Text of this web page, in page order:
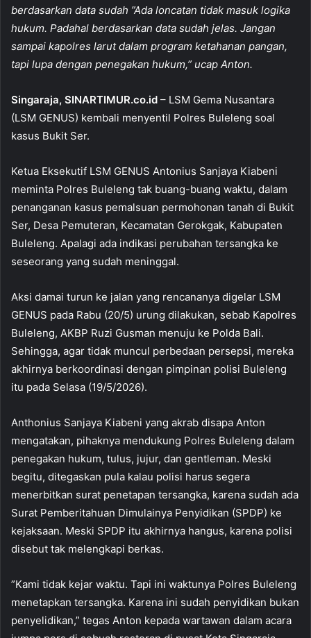
e
b
o
o
k
s
A
p
p
l
e
berdasarkan data sudah ”Ada loncatan tidak masuk logika
hukum. Padahal berdasarkan data sudah jelas. Jangan
sampai kapolres larut dalam program ketahanan pangan,
tapi lupa dengan penegakan hukum,” ucap Anton.
Singaraja, SINARTIMUR.co.id – LSM Gema Nusantara
(LSM GENUS) kembali menyentil Polres Buleleng soal
kasus Bukit Ser.
Ketua Eksekutif LSM GENUS Antonius Sanjaya Kiabeni
meminta Polres Buleleng tak buang-buang waktu, dalam
penanganan kasus pemalsuan permohonan tanah di Bukit
Ser, Desa Pemuteran, Kecamatan Gerokgak, Kabupaten
Buleleng. Apalagi ada indikasi perubahan tersangka ke
seseorang yang sudah meninggal.
Aksi damai turun ke jalan yang rencananya digelar LSM
GENUS pada Rabu (20/5) urung dilakukan, sebab Kapolres
Buleleng, AKBP Ruzi Gusman menuju ke Polda Bali.
Sehingga, agar tidak muncul perbedaan persepsi, mereka
akhirnya berkoordinasi dengan pimpinan polisi Buleleng
itu pada Selasa (19/5/2026).
Anthonius Sanjaya Kiabeni yang akrab disapa Anton
mengatakan, pihaknya mendukung Polres Buleleng dalam
penegakan hukum, tulus, jujur, dan gentleman. Meski
begitu, ditegaskan pula kalau polisi harus segera
menerbitkan surat penetapan tersangka, karena sudah ada
Surat Pemberitahuan Dimulainya Penyidikan (SPDP) ke
kejaksaan. Meski SPDP itu akhirnya hangus, karena polisi
disebut tak melengkapi berkas.
”Kami tidak kejar waktu. Tapi ini waktunya Polres Buleleng
menetapkan tersangka. Karena ini sudah penyidikan bukan
penyelidikan,” tegas Anton kepada wartawan dalam acara